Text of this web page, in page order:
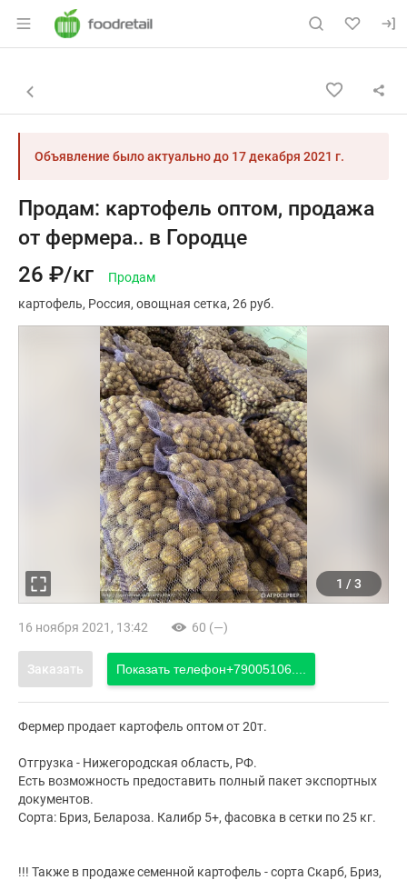
Раздел навигации по сайту
Объявление: Продам:
Навигация и управление объявлением
Назад к списку объявлений
Объявление было актуально до 17 декабря 2021 г.
Продам: картофель оптом, продажа
от фермера.. в Городце
26 ₽/кг
Продам
картофель Россия овощная сетка 26 руб.
1 / 3
16 ноября 2021, 13:42 60 (—)
Заказать Показать телефон+79005106....
Фермер продает картофель оптом от 20т.
Отгрузка - Нижегородская область, РФ.
Есть возможность предоставить полный пакет экспортных
документов.
Сорта: Бриз, Белароза. Калибр 5+, фасовка в сетки по 25 кг.
!!! Также в продаже семенной картофель - сорта Скарб, Бриз,